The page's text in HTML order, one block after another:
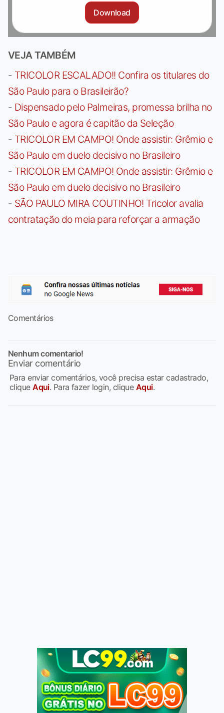
Download
VEJA TAMBÉM
- TRICOLOR ESCALADO!! Confira os titulares do
São Paulo para o Brasileirão?
- Dispensado pelo Palmeiras, promessa brilha no
São Paulo e agora é capitão da Seleção
- TRICOLOR EM CAMPO! Onde assistir: Grêmio e
São Paulo em duelo decisivo no Brasileiro
- TRICOLOR EM CAMPO! Onde assistir: Grêmio e
São Paulo em duelo decisivo no Brasileiro
- SÃO PAULO MIRA COUTINHO! Tricolor avalia
contratação do meia para reforçar a armação
Comentários
Nenhum comentario!
Enviar comentário
Para enviar comentários, você precisa estar cadastrado,
cliqueAqui. Para fazer login, clique Aqui.